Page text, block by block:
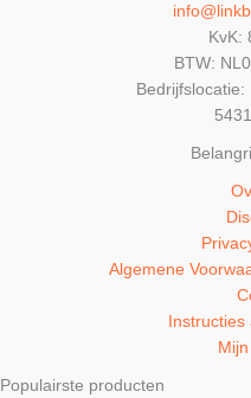
KvK:
BTW:
Algemene
Populairste producten